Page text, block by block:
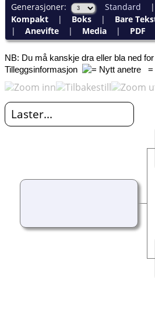
Generasjoner: Standard
Kompakt| Boks| Bare
| Anevifte| Media| PDF
NB: Du må kanskje dra eller bla ned
Tilleggsinformasjon
=
Laster...